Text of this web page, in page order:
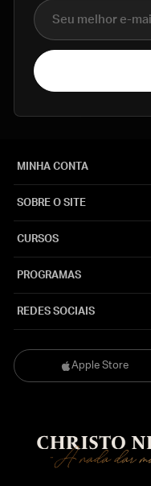
E-mail
Apple Store
MINHA CONTA
SOBRE O SITE
CURSOS
PROGRAMAS
REDES SOCIAIS